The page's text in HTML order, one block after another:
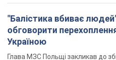
"Балістика вбиває
обговорити
Україною
Глава МЗС Польщі закликав до